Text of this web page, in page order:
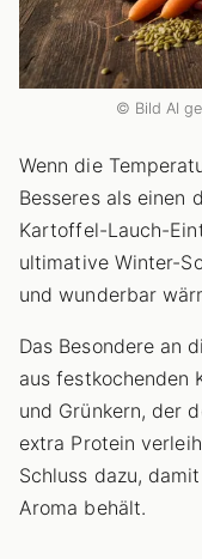
© Bild AI
Wenn die
Besseres als einen
Kartoffel-Lauch-
ultimative Winter-
und wunderbar
Das Besondere an
aus festkochenden
und Grünkern, der
extra Protein
Schluss dazu,
Aroma behält.